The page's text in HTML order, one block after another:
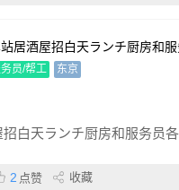
居酒屋招白天ランチ厨房和
日本桥三越前居酒屋招晚班服
员/帮工 东京
白天ランチ厨房和服务员
2 点赞 收藏